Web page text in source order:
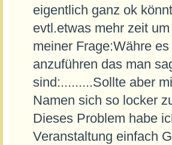
eigentlich ganz ok
evtl.etwas mehr zeit
meiner Frage:Währe
anzuführen das man
sind:.........Sollte aber
Namen sich so locker
Dieses Problem habe
Veranstaltung einfach